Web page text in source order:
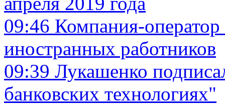
09:46 Компания-
иностранных работников
09:39 Лукашенко
банковских технологиях"